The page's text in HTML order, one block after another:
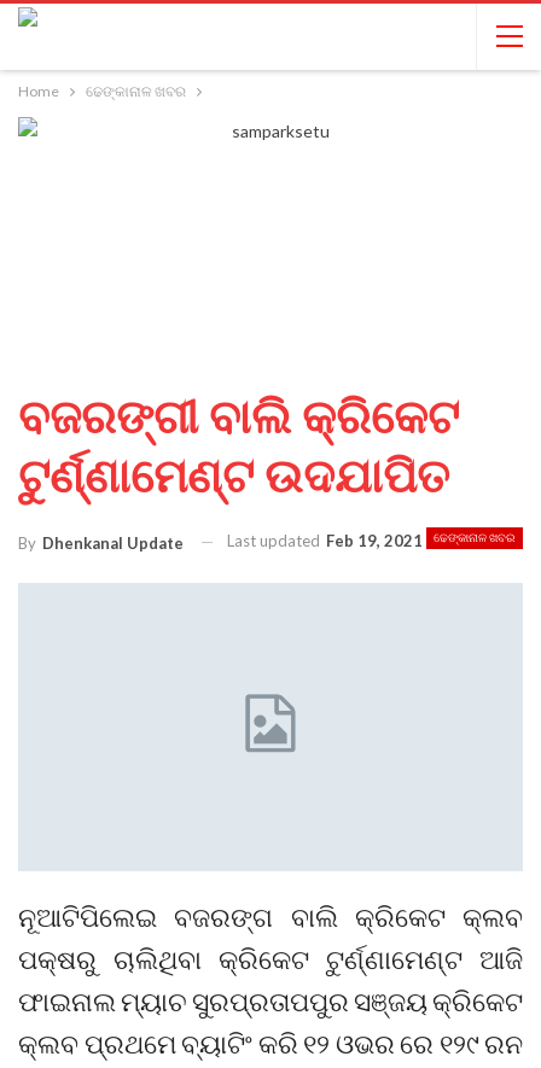
Home ଢେଙ୍କାନାଳ ଖବର
ବଜରଙ୍ଗୀ ବାଲି କ୍ରିକେଟ
ଟୁର୍ଣ୍ଣାମେଣ୍ଟ ଉଦଯାପିତ
ଢେଙ୍କାନାଳ ଖବର
By Dhenkanal Update Last updated Feb 19, 2021
ନୂଆଟିପିଲେଇ ବଜରଙ୍ଗ ବାଲି କ୍ରିକେଟ କ୍ଲବ
ପକ୍ଷରୁ ଚାଲିଥିବା କ୍ରିକେଟ ଟୁର୍ଣ୍ଣାମେଣ୍ଟ ଆଜି
ଫାଇନାଲ ମ୍ୟାଚ ସୁରପ୍ରତାପପୁର ସଞ୍ଜୟ କ୍ରିକେଟ
କ୍ଲବ ପ୍ରଥମେ ବ୍ୟାଟିଂ କରି ୧୨ ଓଭର ରେ ୧୨୯ ରନ